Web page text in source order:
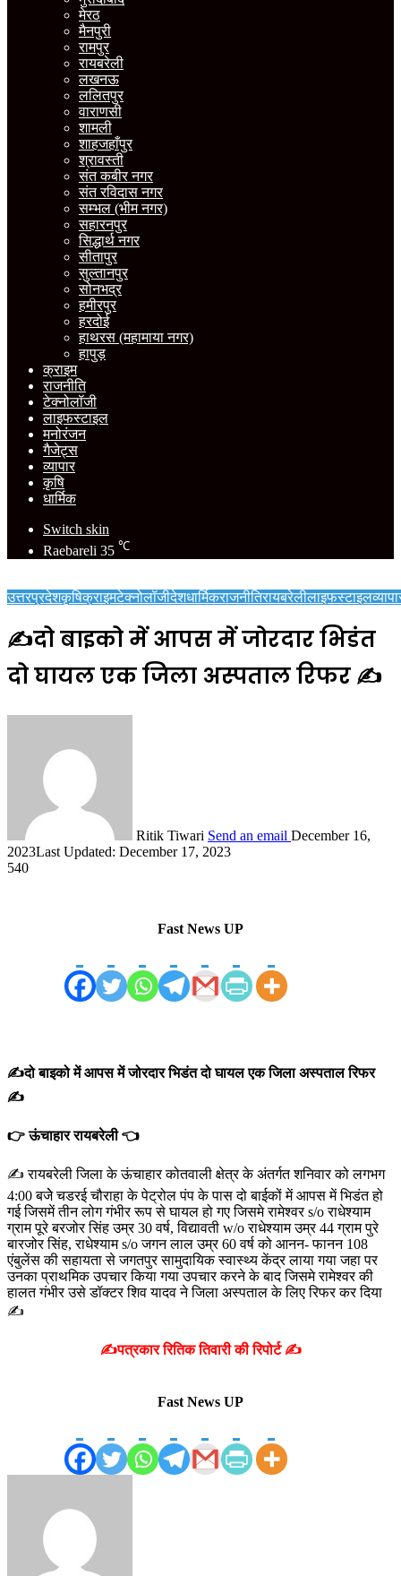
मेरठ
मैनपुरी
रामपुर
रायबरेली
लखनऊ
ललितपुर
वाराणसी
शामली
शाहजहाँपुर
श्रावस्ती
संत कबीर नगर
संत रविदास नगर
सम्भल (भीम नगर)
सहारनपुर
सिद्धार्थ नगर
सीतापुर
सुल्तानपुर
सोनभद्र
हमीरपुर
हरदोई
हाथरस (महामाया नगर)
हापुड़
क्राइम
राजनीति
टेक्नोलॉजी
लाइफस्टाइल
मनोरंजन
गैजेट्स
व्यापार
कृषि
धार्मिक
Switch skin
Raebareli 35 ℃
उत्तरप्रदेशकृषिक्राइमटेक्नोलॉजीदेशधार्मिकराजनीतिरायबरेलीलाइफस्टाइल
✍️दो बाइको में आपस में जोरदार भिडंत
दो घायल एक जिला अस्पताल रिफर ✍️
Ritik Tiwari Send an email December 16,
2023Last Updated: December 17, 2023
540
Fast News UP
✍️दो बाइको में आपस में जोरदार भिडंत दो घायल एक जिला अस्पताल रिफर
✍️
👉 ऊंचाहार रायबरेली 👈
✍️ रायबरेली जिला के ऊंचाहार कोतवाली क्षेत्र के अंतर्गत शनिवार को लगभग
4:00 बजेे चडरई चौराहा के पेट्रोल पंप के पास दो बाईकों में आपस में भिडंत हो
गई जिसमें तीन लोग गंभीर रूप से घायल हो गए जिसमे रामेश्वर s/o राधेश्याम
ग्राम पूरे बरजोर सिंह उम्र 30 वर्ष, विद्यावती w/o राधेश्याम उम्र 44 ग्राम पुरे
बारजोर सिंह, राधेश्याम s/o जगन लाल उम्र 60 वर्ष को आनन- फानन 108
एंबुलेंस की सहायता से जगतपुर सामुदायिक स्वास्थ्य केंद्र लाया गया जहा पर
उनका प्राथमिक उपचार किया गया उपचार करने के बाद जिसमे रामेश्वर की
हालत गंभीर उसे डॉक्टर शिव यादव ने जिला अस्पताल के लिए रिफर कर दिया
✍️
✍️पत्रकार रितिक तिवारी की रिपोर्ट ✍️
Fast News UP